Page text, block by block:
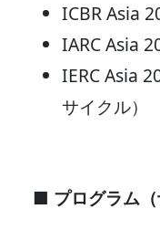
ICBR Asia
IARC Asia
IERC Asia
サイクル）
■ プログラム（